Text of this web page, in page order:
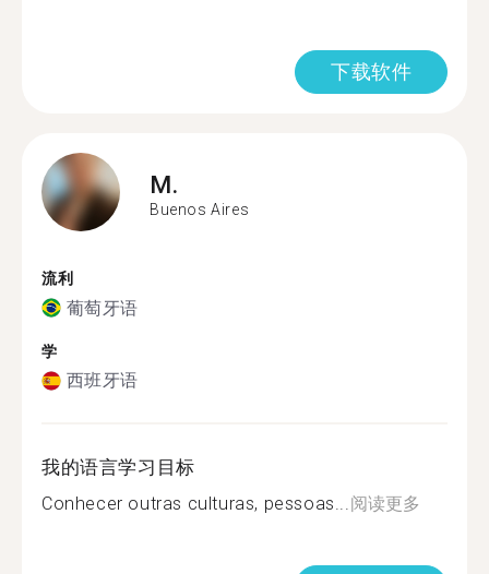
下载软件
M.
Buenos Aires
流利
葡萄牙语
学
西班牙语
我的语言学习目标
Conhecer outras culturas, pessoas...阅读更多